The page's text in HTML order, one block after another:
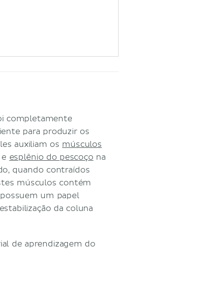
completamente
para produzir os
auxiliam os músculos
esplênio do pescoço na
quando contraídos
músculos contém
um papel
da coluna
de aprendizagem do